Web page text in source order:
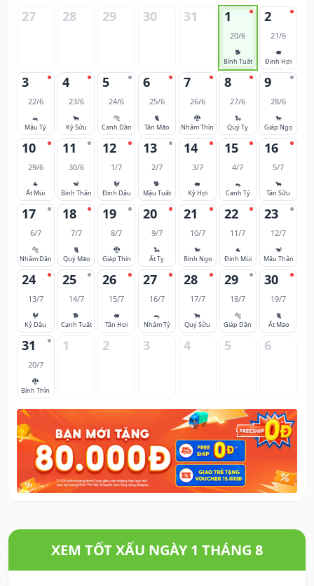
27 28 29 30 31 1
20/6
🐕
Bính Tuất
2
21/6
🐖
Đinh Hợi
3
22/6
🐀
Mậu Tý
4
23/6
🐂
Kỷ Sửu
5
24/6
🐅
Canh Dần
6
25/6
🐈
Tân Mão
7
26/6
🐉
Nhâm Thìn
8
27/6
🐍
Quý Tỵ
9
28/6
🐎
Giáp Ngọ
10
29/6
🐐
Ất Mùi
11
30/6
🐒
Bính Thân
12
1/7
🐓
Đinh Dậu
13
2/7
🐕
Mậu Tuất
14
3/7
🐖
Kỷ Hợi
15
4/7
🐀
Canh Tý
16
5/7
🐂
Tân Sửu
17
6/7
🐅
Nhâm Dần
18
7/7
🐈
Quý Mão
19
8/7
🐉
Giáp Thìn
20
9/7
🐍
Ất Tỵ
21
10/7
🐎
Bính Ngọ
22
11/7
🐐
Đinh Mùi
23
12/7
🐒
Mậu Thân
24
13/7
🐓
Kỷ Dậu
25
14/7
🐕
Canh Tuất
26
15/7
🐖
Tân Hợi
27
16/7
🐀
Nhâm Tý
28
17/7
🐂
Quý Sửu
29
18/7
🐅
Giáp Dần
30
19/7
🐈
Ất Mão
31
20/7
🐉
Bính Thìn
1 2 3 4 5 6
XEM TỐT XẤU NGÀY 1 THÁNG 8